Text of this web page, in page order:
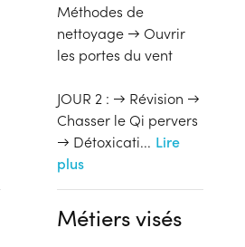
Méthodes de
nettoyage → Ouvrir
les portes du vent
JOUR 2 : → Révision →
Chasser le Qi pervers
→ Détoxicati... Lire
plus
Métiers visés